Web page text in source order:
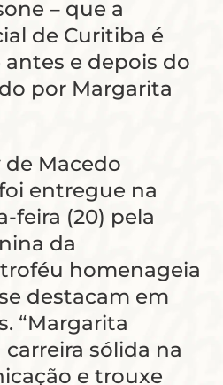
– que a
de Curitiba é
e depois do
por Margarita
de Macedo
entregue na
feira (20) pela
da
homenageia
destacam em
“Margarita
sólida na
e trouxe